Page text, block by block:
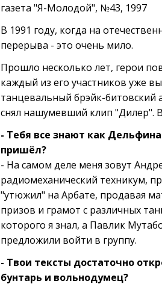
газета "Я-Молодой", №43, 1997
В 1991 году, когда на
перерыва - это очень мило.
Прошло несколько лет, герои
каждый из его участников уже
танцевальный брэйк-битовский
снял нашумевший клип "Дилер".
- Тебя все знают как
пришёл?
- На самом деле меня зовут
радиомеханический техникум,
"утюжил" на Арбате, продавая
призов и грамот с различных
которого я знал, а Павлик
предложили войти в группу.
- Твои тексты достаточно
бунтарь и вольнодумец?